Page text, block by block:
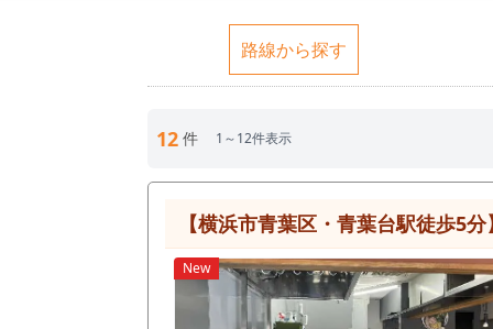
路線から探す
12 件 1～12件表示
【横浜市青葉区・青葉台駅徒歩5
New